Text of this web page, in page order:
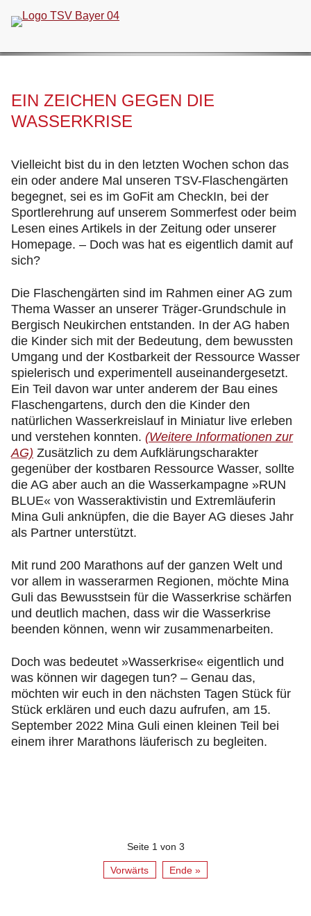
überspringen
EIN ZEICHEN GEGEN DIE
WASSERKRISE
Vielleicht bist du in den letzten Wochen schon das
ein oder andere Mal unseren TSV-Flaschengärten
begegnet, sei es im GoFit am CheckIn, bei der
Sportlerehrung auf unserem Sommerfest oder beim
Lesen eines Artikels in der Zeitung oder unserer
Homepage. – Doch was hat es eigentlich damit auf
sich?
Die Flaschengärten sind im Rahmen einer AG zum
Thema Wasser an unserer Träger-Grundschule in
Bergisch Neukirchen entstanden. In der AG haben
die Kinder sich mit der Bedeutung, dem bewussten
Umgang und der Kostbarkeit der Ressource Wasser
spielerisch und experimentell auseinandergesetzt.
Ein Teil davon war unter anderem der Bau eines
Flaschengartens, durch den die Kinder den
natürlichen Wasserkreislauf in Miniatur live erleben
und verstehen konnten. (Weitere Informationen zur
AG) Zusätzlich zu dem Aufklärungscharakter
gegenüber der kostbaren Ressource Wasser, sollte
die AG aber auch an die Wasserkampagne »RUN
BLUE« von Wasseraktivistin und Extremläuferin
Mina Guli anknüpfen, die die Bayer AG dieses Jahr
als Partner unterstützt.
Mit rund 200 Marathons auf der ganzen Welt und
vor allem in wasserarmen Regionen, möchte Mina
Guli das Bewusstsein für die Wasserkrise schärfen
und deutlich machen, dass wir die Wasserkrise
beenden können, wenn wir zusammenarbeiten.
Doch was bedeutet »Wasserkrise« eigentlich und
was können wir dagegen tun? – Genau das,
möchten wir euch in den nächsten Tagen Stück für
Stück erklären und euch dazu aufrufen, am 15.
September 2022 Mina Guli einen kleinen Teil bei
einem ihrer Marathons läuferisch zu begleiten.
Seite 1 von 3
Vorwärts Ende »